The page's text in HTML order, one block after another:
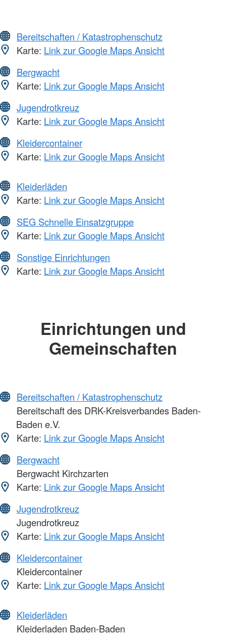
Bereitschaften / Katastrophenschutz
Karte: Link zur Google Maps Ansicht
Bergwacht
Karte: Link zur Google Maps Ansicht
Jugendrotkreuz
Karte: Link zur Google Maps Ansicht
Kleidercontainer
Karte: Link zur Google Maps Ansicht
Kleiderläden
Karte: Link zur Google Maps Ansicht
SEG Schnelle Einsatzgruppe
Karte: Link zur Google Maps Ansicht
Sonstige Einrichtungen
Karte: Link zur Google Maps Ansicht
Einrichtungen und
Gemeinschaften
Bereitschaften / Katastrophenschutz
Bereitschaft des DRK-Kreisverbandes Baden-
Baden e.V.
Karte: Link zur Google Maps Ansicht
Bergwacht
Bergwacht Kirchzarten
Karte: Link zur Google Maps Ansicht
Jugendrotkreuz
Jugendrotkreuz
Karte: Link zur Google Maps Ansicht
Kleidercontainer
Kleidercontainer
Karte: Link zur Google Maps Ansicht
Kleiderläden
Kleiderladen Baden-Baden